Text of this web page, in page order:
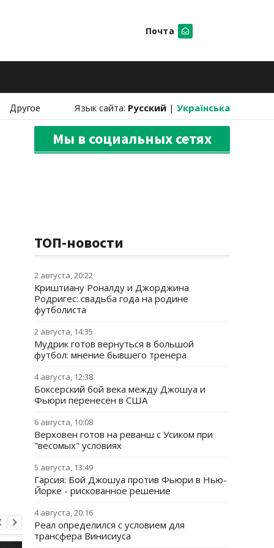
Почта
Другое Язык сайта: Русский | Українська
Мы в социальных сетях
ТОП-новости
2 августа, 20:22
Криштиану Роналду и Джорджина
Родригес: свадьба года на родине
футболиста
2 августа, 14:35
Мудрик готов вернуться в большой
футбол: мнение бывшего тренера
4 августа, 12:38
Боксерский бой века между Джошуа и
Фьюри перенесен в США
6 августа, 10:08
Верховен готов на реванш с Усиком при
"весомых" условиях
5 августа, 13:49
Гарсия: Бой Джошуа против Фьюри в Нью-
Йорке - рискованное решение
4 августа, 20:16
Реал определился с условием для
трансфера Винисиуса